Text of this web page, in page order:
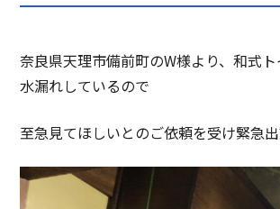
奈良県天理市備前町のW様より、和式
水漏れしているので
至急見てほしいとのご依頼を受け緊急出